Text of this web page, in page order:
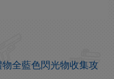
物全藍色閃光物收集攻